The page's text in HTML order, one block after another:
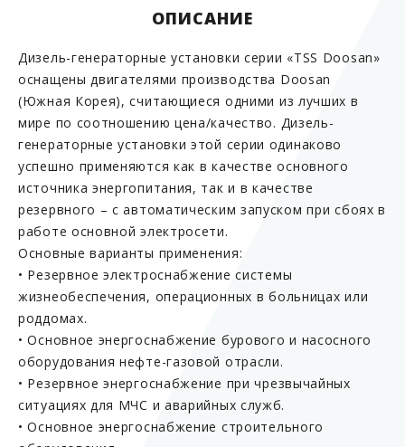
ОПИСАНИЕ
Дизель-генераторные установки серии «TSS Doosan»
оснащены двигателями производства Doosan
(Южная Корея), считающиеся одними из лучших в
мире по соотношению цена/качество. Дизель-
генераторные установки этой серии одинаково
успешно применяются как в качестве основного
источника энергопитания, так и в качестве
резервного – с автоматическим запуском при сбоях в
работе основной электросети.
Основные варианты применения:
• Резервное электроснабжение системы
жизнеобеспечения, операционных в больницах или
роддомах.
• Основное энергоснабжение бурового и насосного
оборудования нефте-газовой отрасли.
• Резервное энергоснабжение при чрезвычайных
ситуациях для МЧС и аварийных служб.
• Основное энергоснабжение строительного